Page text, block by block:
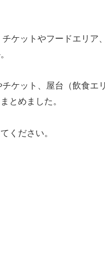
ケットやフードエリア
ケット、屋台（飲食エ
とめました。
ください。